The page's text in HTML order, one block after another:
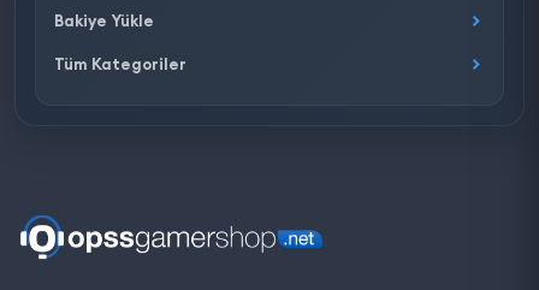
Bakiye Yükle
Tüm Kategoriler